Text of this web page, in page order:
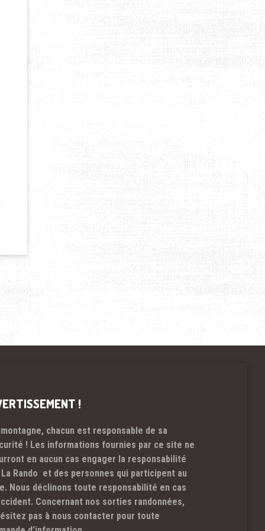
!
montagne, chacun est responsable de sa
! Les informations fournies par ce site ne
en aucun cas engager la responsabilité
Rando et des personnes qui participent au
Nous déclinons toute responsabilité en cas
Concernant nos sorties randonnées,
pas à nous contacter pour toute